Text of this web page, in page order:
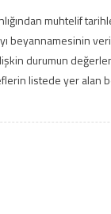
muhtelif
beyannamesinin
durumun
listede yer alan